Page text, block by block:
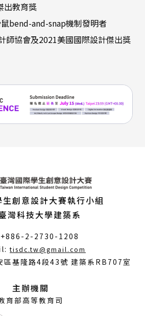
出教育獎
bend-and-snap機制發明者
師協會及2021美國國際設計傑出獎
創意設計大賽執行小組
灣科技大學建築系
2-2730-1208
tisdc.tw@gmail.com
開
基隆路4段43號 建築系RB707室
主辦機關
育部高等教育司